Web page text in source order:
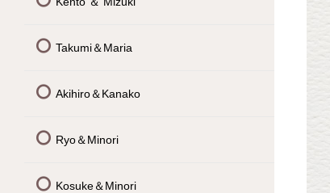
Takumi＆Maria
Akihiro＆Kanako
Ryo＆Minori
Kosuke＆Minori